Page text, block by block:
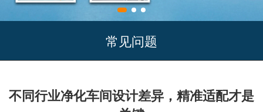
常见问题
不同行业净化车间设计差异，精准适配才是